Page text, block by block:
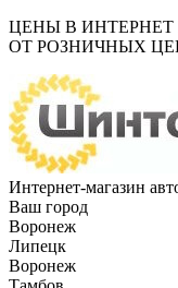
ЦЕНЫ В
ОТ РОЗНИЧНЫХ
Интернет-магазин
Ваш город
Воронеж
Липецк
Воронеж